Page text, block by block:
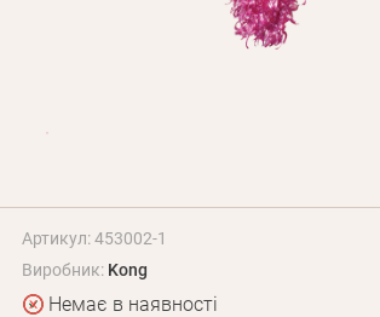
Контакти
Артикул: 453002-1
Виробник: Kong
Немає в наявності